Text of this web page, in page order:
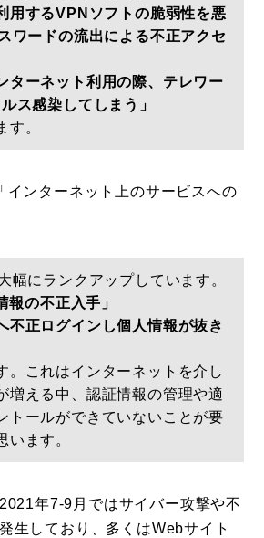
用するVPNソフトの脆弱性を悪
ワードの流出による不正アクセ
ターネット利用の際、テレワー
ス感染してしまう」
す。
インターネット上のサービスへの
幅にランクアップしています。
報の不正入手」
不正ログインし個人情報が抜き
。これはインターネットを介し
増える中、認証情報の管理や適
トールができていないことが要
います。
年7-9月ではサイバー攻撃や不
生しており、多くはWebサイト